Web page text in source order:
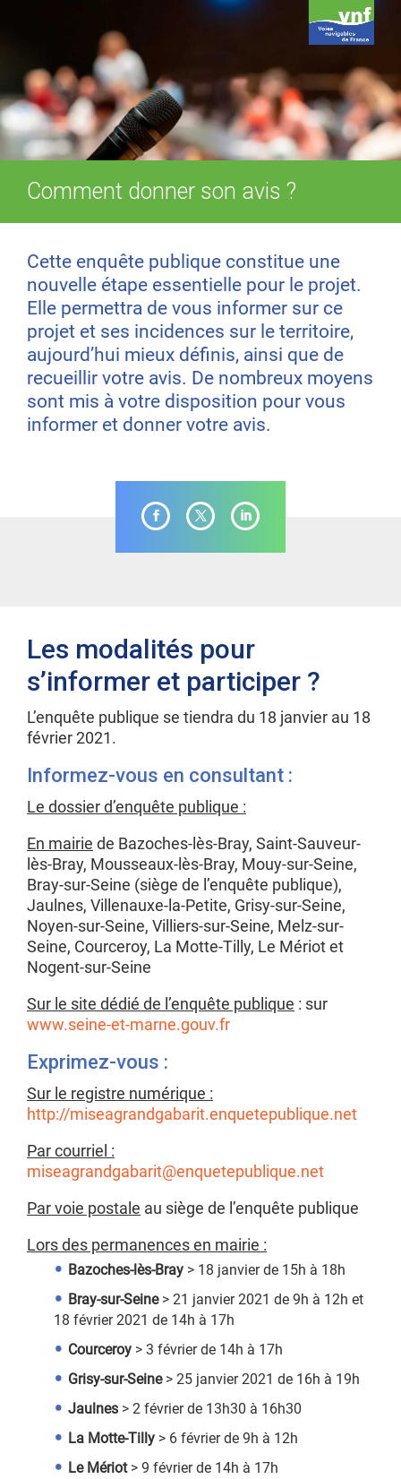
Comment donner son avis ?
Cette enquête publique constitue une
nouvelle étape essentielle pour le projet.
Elle permettra de vous informer sur ce
projet et ses incidences sur le territoire,
aujourd’hui mieux définis, ainsi que de
recueillir votre avis. De nombreux moyens
sont mis à votre disposition pour vous
informer et donner votre avis.
Les modalités pour
s’informer et participer ?
L’enquête publique se tiendra du 18 janvier au 18
février 2021.
Informez-vous en consultant :
Le dossier d’enquête publique :
En mairie de Bazoches-lès-Bray, Saint-Sauveur-
lès-Bray, Mousseaux-lès-Bray, Mouy-sur-Seine,
Bray-sur-Seine (siège de l’enquête publique),
Jaulnes, Villenauxe-la-Petite, Grisy-sur-Seine,
Noyen-sur-Seine, Villiers-sur-Seine, Melz-sur-
Seine, Courceroy, La Motte-Tilly, Le Mériot et
Nogent-sur-Seine
Sur le site dédié de l’enquête publique : sur
www.seine-et-marne.gouv.fr
Exprimez-vous :
Sur le registre numérique :
http://miseagrandgabarit.enquetepublique.net
Par courriel :
miseagrandgabarit@enquetepublique.net
Par voie postale au siège de l’enquête publique
Lors des permanences en mairie :
Bazoches-lès-Bray > 18 janvier de 15h à 18h
Bray-sur-Seine> 21 janvier 2021 de 9h à 12h et
18 février 2021 de 14h à 17h
Courceroy > 3 février de 14h à 17h
Grisy-sur-Seine> 25 janvier 2021 de 16h à 19h
Jaulnes > 2 février de 13h30 à 16h30
La Motte-Tilly > 6 février de 9h à 12h
Le Mériot> 9 février de 14h à 17h